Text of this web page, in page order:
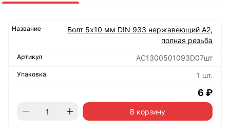
Болт 5х10 мм DIN 933 нержавеющий А2,
полная резьба
АС1300501093D07шт
1 шт.
6 ₽
В корзину